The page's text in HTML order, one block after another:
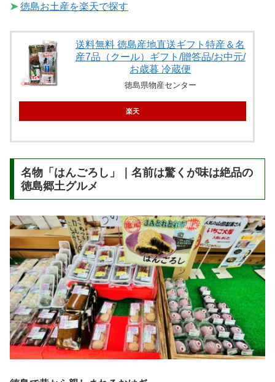
➤ 徳島お土産を楽天で探す
送料無料 徳島産地直送ギフト特産＆名
産7品（クール）ギフト/贈答品/お中元/
お歳暮 冷蔵便
徳島県物産センター
楽天
名物「はんごろし」｜名前は驚くが味は絶品の
徳島郷土グルメ